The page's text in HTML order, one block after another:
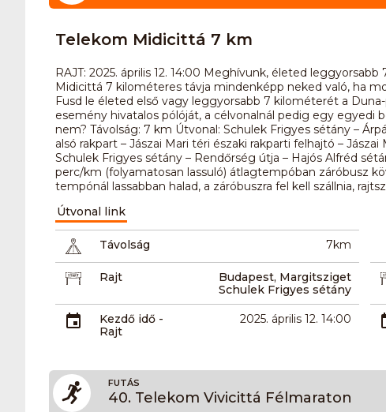
Telekom Midicittá 7 km
RAJT: 2025. április 12. 14:00 Meghívunk, életed
Midicittá 7 kilométeres távja mindenképp neked való, ha
Fusd le életed első vagy leggyorsabb 7 kilométerét a
esemény hivatalos pólóját, a célvonalnál pedig egy
nem? Távolság: 7 km Útvonal: Schulek Frigyes sétány –
alsó rakpart – Jászai Mari téri északi rakparti felhajtó –
Schulek Frigyes sétány – Rendőrség útja – Hajós Alfréd
perc/km (folyamatosan lassuló) átlagtempóban záróbusz
tempónál lassabban halad, a záróbuszra fel kell szállnia,
Útvonal link
Távolság 7km
Rajt
Budapest, Margitsziget
Schulek Frigyes sétány
Kezdő idő -
Rajt
2025. április 12. 14:00
FUTÁS
40. Telekom Vivicittá Félmaraton